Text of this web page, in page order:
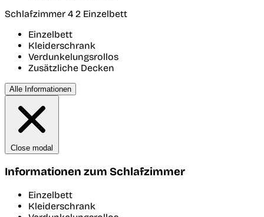
Schlafzimmer 4 2 Einzelbett
Einzelbett
Kleiderschrank
Verdunkelungsrollos
Zusätzliche Decken
Alle Informationen
Close modal
Informationen zum Schlafzimmer
Einzelbett
Kleiderschrank